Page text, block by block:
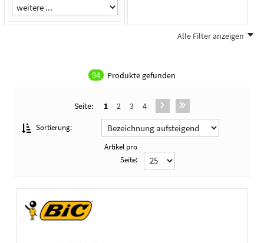
(3)
0,7 mm(10)
2,0 mm(5)
0,9 mm(2)
weiß(2)
Alle Filter anzeigen
94 Produkte gefunden
Seite: 1 2 3 4
Sortierung:
Artikel pro
Seite: